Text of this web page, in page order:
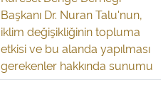
Başkanı Dr. Nuran Talu'nun,
iklim değişikliğinin topluma
etkisi ve bu alanda yapılması
gerekenler hakkında sunumu